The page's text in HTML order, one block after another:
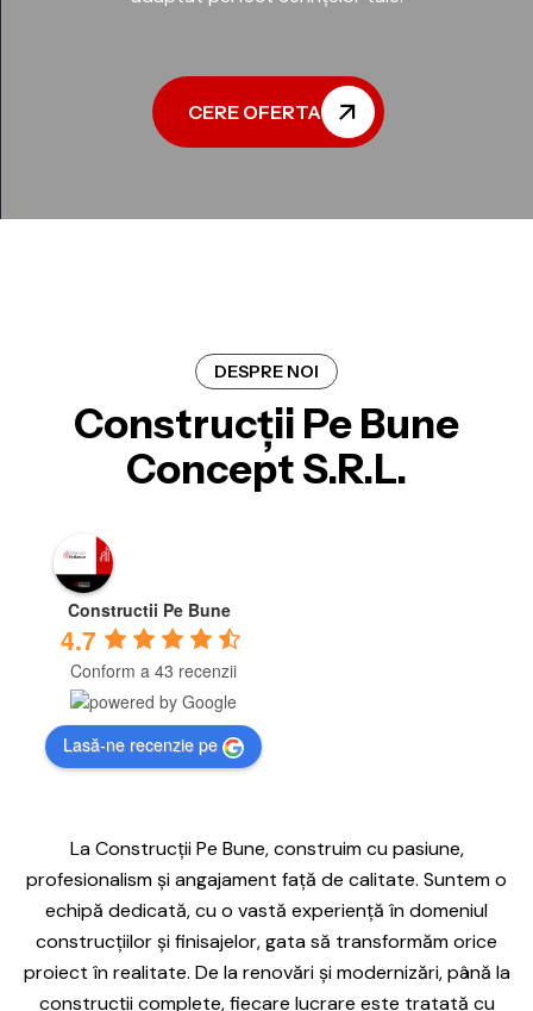
CERE OFERTA
DESPRE NOI
Construcții Pe Bune
Concept S.R.L.
Constructii Pe Bune
4.7
Conform a 43 recenzii
Lasă-ne recenzie pe
La Construcții Pe Bune, construim cu pasiune,
profesionalism și angajament față de calitate. Suntem o
echipă dedicată, cu o vastă experiență în domeniul
construcțiilor și finisajelor, gata să transformăm orice
proiect în realitate. De la renovări și modernizări, până la
construcții complete, fiecare lucrare este tratată cu